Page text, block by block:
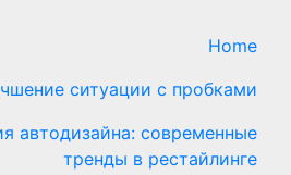
Home
ситуации с пробками
автодизайна: современные
тренды в рестайлинге